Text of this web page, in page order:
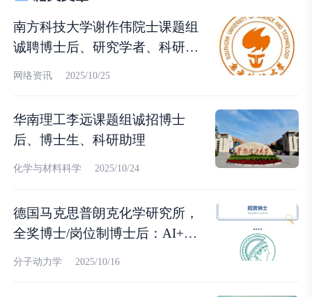
南方科技大学谢作伟院士课题组
诚聘博士后、研究学者、科研助
网络资讯 2025/10/25
华南理工李远课题组诚招博士
后、博士生、科研助理
化学与材料科学 2025/10/24
德国马克思普朗克化学研究所，
全奖博士/岗位制博士后：AI+计
算化学
分子动力学 2025/10/16